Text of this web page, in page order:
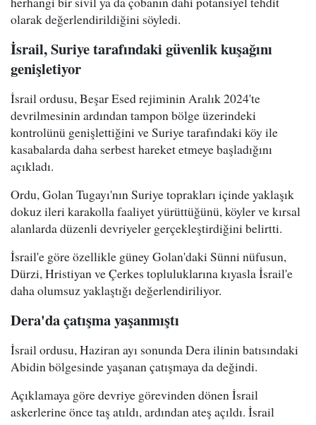
olarak değerlendirildiğini söyledi.
İsrail, Suriye tarafındaki güvenlik kuşağını
genişletiyor
İsrail ordusu, Beşar Esed rejiminin Aralık 2024'te
devrilmesinin ardından tampon bölge üzerindeki
kontrolünü genişlettiğini ve Suriye tarafındaki köy ile
kasabalarda daha serbest hareket etmeye başladığını
açıkladı.
Ordu, Golan Tugayı'nın Suriye toprakları içinde yaklaşık
dokuz ileri karakolla faaliyet yürüttüğünü, köyler ve kırsal
alanlarda düzenli devriyeler gerçekleştirdiğini belirtti.
İsrail'e göre özellikle güney Golan'daki Sünni nüfusun,
Dürzi, Hristiyan ve Çerkes topluluklarına kıyasla İsrail'e
daha olumsuz yaklaştığı değerlendiriliyor.
Dera'da çatışma yaşanmıştı
İsrail ordusu, Haziran ayı sonunda Dera ilinin batısındaki
Abidin bölgesinde yaşanan çatışmaya da değindi.
Açıklamaya göre devriye görevinden dönen İsrail
askerlerine önce taş atıldı, ardından ateş açıldı. İsrail